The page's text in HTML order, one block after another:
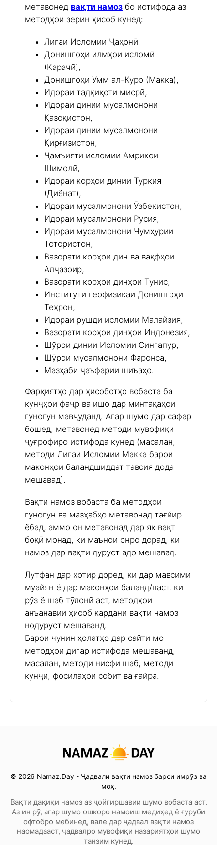
метавонед вақти намоз бо истифода аз
методҳои зерин ҳисоб кунед:
Лигаи Исломии Ҷаҳонӣ,
Донишгоҳи илмҳои исломӣ
(Карачӣ),
Донишгоҳи Умм ал-Куро (Макка),
Идораи тадқиқоти мисрӣ,
Идораи динии мусалмонони
Қазоқистон,
Идораи динии мусалмонони
Қирғизистон,
Ҷамъияти исломии Амрикои
Шимолӣ,
Идораи корҳои динии Туркия
(Диёнат),
Идораи мусалмонони Ӯзбекистон,
Идораи мусалмонони Русия,
Идораи мусалмонони Ҷумҳурии
Тотористон,
Вазорати корҳои дин ва вақфҳои
Алҷазоир,
Вазорати корҳои динҳои Тунис,
Институти геофизикаи Донишгоҳи
Теҳрон,
Идораи рушди исломии Малайзия,
Вазорати корҳои динҳои Индонезия,
Шӯрои динии Исломии Сингапур,
Шӯрои мусалмонони Фаронса,
Мазҳаби ҷаъфарии шиъаҳо.
Фарқиятҳо дар ҳисоботҳо вобаста ба
кунҷҳои фаҷр ва ишо дар минтақаҳои
гуногун мавҷуданд. Агар шумо дар сафар
бошед, метавонед методи мувофиқи
ҷуғрофиро истифода кунед (масалан,
методи Лигаи Исломии Макка барои
маконҳои баландшиддат тавсия дода
мешавад).
Вақти намоз вобаста ба методҳои
гуногун ва мазҳабҳо метавонад тағйир
ёбад, аммо он метавонад дар як вақт
боқӣ монад, ки маънои онро дорад, ки
намоз дар вақти дуруст адо мешавад.
Лутфан дар хотир доред, ки дар мавсими
муайян ё дар маконҳои баланд/паст, ки
рӯз ё шаб тӯлонӣ аст, методҳои
анъанавии ҳисоб кардани вақти намоз
нодуруст мешаванд.
Барои чунин ҳолатҳо дар сайти мо
методҳои дигар истифода мешаванд,
масалан, методи нисфи шаб, методи
кунҷӣ, фосилаҳои собит ва ғайра.
© 2026 Namaz.Day - Ҷадвали вақти намоз барои имрӯз ва
моҳ.
Вақти дақиқи намоз аз ҷойгиршавии шумо вобаста аст.
Аз ин рӯ, агар шумо ошкоро намоиш медиҳед ё ғуруби
офтобро мебинед, вале дар ҷадвал вақти намоз
наомадааст, ҷадвалро мувофиқи назариятҳои шумо
танзим кунед.